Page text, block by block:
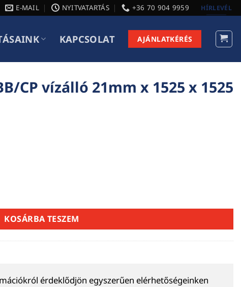
E-MAIL NYITVATARTÁS +36 70 904 9959 HÍRLEVÉL
KAPCSOLAT AJÁNLATKÉRÉS
CP vízálló 21mm x 1525 x 1525
x 1525 x 1525 mm mennyiség
KOSÁRBA TESZEM
érdeklődjön egyszerűen elérhetőségeinken